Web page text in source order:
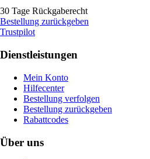
30 Tage Rückgaberecht
Bestellung zurückgeben
Trustpilot
Dienstleistungen
Mein Konto
Hilfecenter
Bestellung verfolgen
Bestellung zurückgeben
Rabattcodes
Über uns